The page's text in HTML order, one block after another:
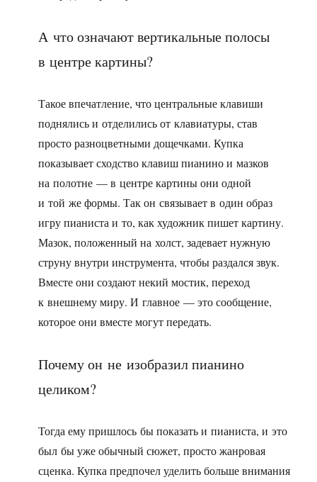
А что означают вертикальные полосы
в центре картины?
Такое впечатление, что центральные клавиши
поднялись и отделились от клавиатуры, став
просто разноцветными дощечками. Купка
показывает сходство клавиш пианино и мазков
на полотне — в центре картины они одной
и той же формы. Так он связывает в один образ
игру пианиста и то, как художник пишет картину.
Мазок, положенный на холст, задевает нужную
струну внутри инструмента, чтобы раздался звук.
Вместе они создают некий мостик, переход
к внешнему миру. И главное — это сообщение,
которое они вместе могут передать.
Почему он не изобразил пианино
целиком?
Тогда ему пришлось бы показать и пианиста, и это
был бы уже обычный сюжет, просто жанровая
сценка. Купка предпочел уделить больше внимания